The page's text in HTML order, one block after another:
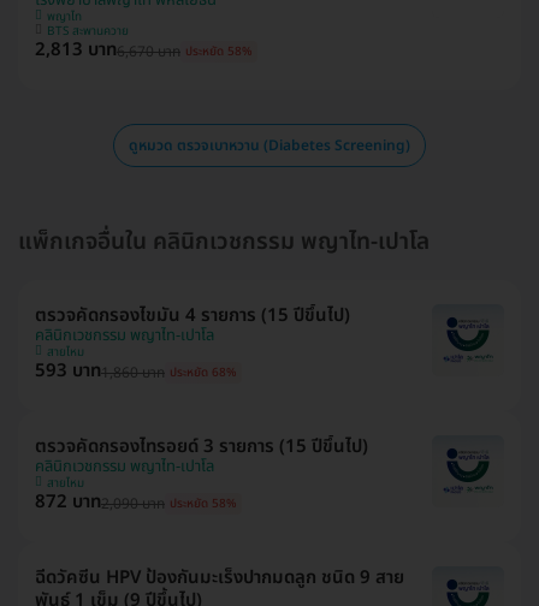
พญาไท
BTS สะพานควาย
2,813 บาท6,670 บาท ประหยัด 58%
ดูหมวด ตรวจเบาหวาน (Diabetes Screening)
แพ็กเกจอื่นใน คลินิกเวชกรรม พญาไท-เปาโล
ตรวจคัดกรองไขมัน 4 รายการ (15 ปีขึ้นไป)
คลินิกเวชกรรม พญาไท-เปาโล
สายไหม
593 บาท1,860 บาท ประหยัด 68%
ตรวจคัดกรองไทรอยด์ 3 รายการ (15 ปีขึ้นไป)
คลินิกเวชกรรม พญาไท-เปาโล
สายไหม
872 บาท2,090 บาท ประหยัด 58%
ฉีดวัคซีน HPV ป้องกันมะเร็งปากมดลูก ชนิด 9 สาย
พันธุ์ 1 เข็ม (9 ปีขึ้นไป)